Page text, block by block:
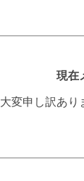
現在
大変申し訳あり